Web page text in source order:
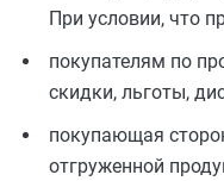
При условии, что
покупателям по
скидки, льготы,
покупающая
отгруженной